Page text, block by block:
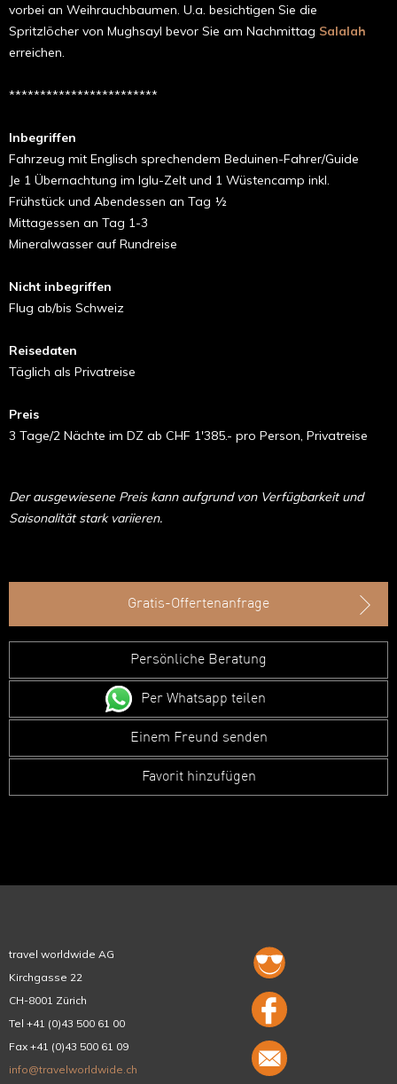
vorbei an Weihrauchbaumen. U.a. besichtigen Sie die
Spritzlöcher von Mughsayl bevor Sie am Nachmittag Salalah
erreichen.
************************
Inbegriffen
Fahrzeug mit Englisch sprechendem Beduinen-Fahrer/Guide
Je 1 Übernachtung im Iglu-Zelt und 1 Wüstencamp inkl.
Frühstück und Abendessen an Tag ½
Mittagessen an Tag 1-3
Mineralwasser auf Rundreise
Nicht inbegriffen
Flug ab/bis Schweiz
Reisedaten
Täglich als Privatreise
Preis
3 Tage/2 Nächte im DZ ab CHF 1'385.- pro Person, Privatreise
Der ausgewiesene Preis kann aufgrund von Verfügbarkeit und
Saisonalität stark variieren.
Gratis-Offertenanfrage
Persönliche Beratung
Per Whatsapp teilen
Einem Freund senden
Favorit hinzufügen
travel worldwide AG
Kirchgasse 22
CH-8001 Zürich
Tel +41 (0)43 500 61 00
Fax +41 (0)43 500 61 09
info@travelworldwide.ch